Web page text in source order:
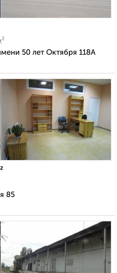
50 лет Октября 118А
85